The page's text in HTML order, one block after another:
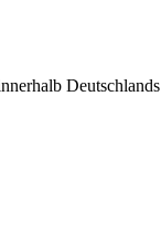
Deutschlands